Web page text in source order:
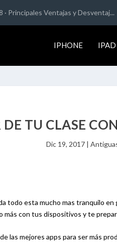
· Principales Ventajas y Desventaj...
IPHONE IPAD
DE TU CLASE
Dic 19, 2017|
todo esta mucho mas tranquilo
más con tus dispositivos y te
las mejores apps para ser más